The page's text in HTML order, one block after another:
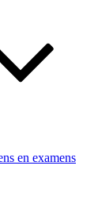
en examens